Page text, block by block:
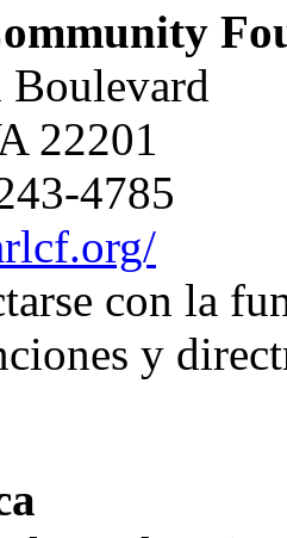
22201
4785
con la
y